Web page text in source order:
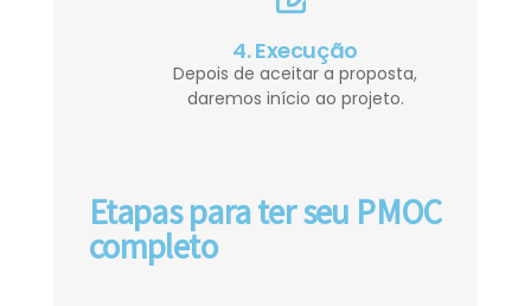
4. Execução
Depois de aceitar a proposta,
daremos início ao projeto.
Etapas para ter seu PMOC
completo